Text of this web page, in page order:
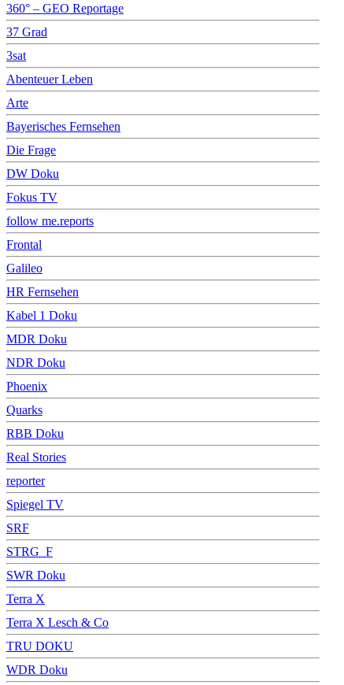
360° – GEO Reportage
37 Grad
3sat
Abenteuer Leben
Arte
Bayerisches Fernsehen
Die Frage
DW Doku
Fokus TV
follow me.reports
Frontal
Galileo
HR Fernsehen
Kabel 1 Doku
MDR Doku
NDR Doku
Phoenix
Quarks
RBB Doku
Real Stories
reporter
Spiegel TV
SRF
STRG_F
SWR Doku
Terra X
Terra X Lesch & Co
TRU DOKU
WDR Doku